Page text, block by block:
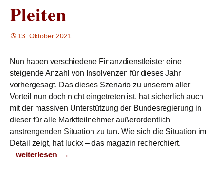
Pleiten
13. Oktober 2021
Nun haben verschiedene Finanzdienstleister eine
steigende Anzahl von Insolvenzen für dieses Jahr
vorhergesagt. Das dieses Szenario zu unserem aller
Vorteil nun doch nicht eingetreten ist, hat sicherlich auch
mit der massiven Unterstützung der Bundesregierung in
dieser für alle Marktteilnehmer außerordentlich
anstrengenden Situation zu tun. Wie sich die Situation im
Detail zeigt, hat luckx – das magazin recherchiert.
Pleiten
weiterlesen →